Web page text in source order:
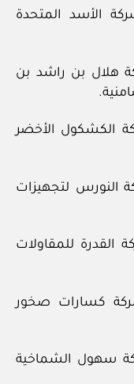
الأسد المتحدة
هلال بن راشد بن
الكشكول الأخضر
النورس لتجهيزات
القدرة للمقاولات
كسارات صخور
سهول الشماخية